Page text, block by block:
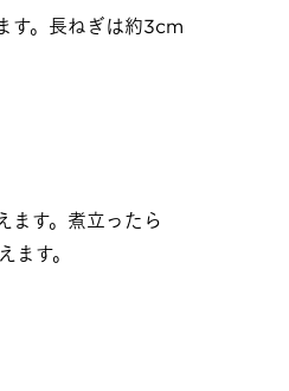
す。長ねぎは約3cm
ます。煮立ったら
ます。